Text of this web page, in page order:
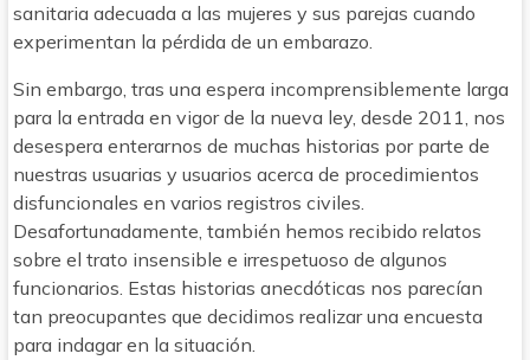
sanitaria adecuada a las mujeres y sus parejas cuando
experimentan la pérdida de un embarazo.
Sin embargo, tras una espera incomprensiblemente larga
para la entrada en vigor de la nueva ley, desde 2011, nos
desespera enterarnos de muchas historias por parte de
nuestras usuarias y usuarios acerca de procedimientos
disfuncionales en varios registros civiles.
Desafortunadamente, también hemos recibido relatos
sobre el trato insensible e irrespetuoso de algunos
funcionarios. Estas historias anecdóticas nos parecían
tan preocupantes que decidimos realizar una encuesta
para indagar en la situación.